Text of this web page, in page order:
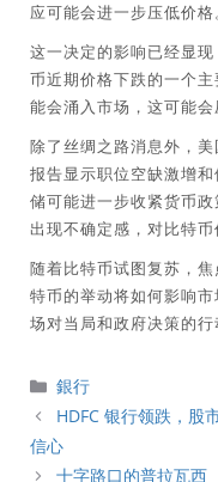
应可能会进一步压低价格
这一决定的影响已经显
币近期价格下跌的一个
能会涌入市场，这可能会
除了丝绸之路消息外，美
报告显示职位空缺激增
储可能进一步收紧货币
出现不确定感，对比特币
随着比特币试图复苏，
特币的举动将如何影响
场对当局和政府决策的行
分
類
銀行
HDFC 银行领跌，股
信心
十字路口的普拉瓦西